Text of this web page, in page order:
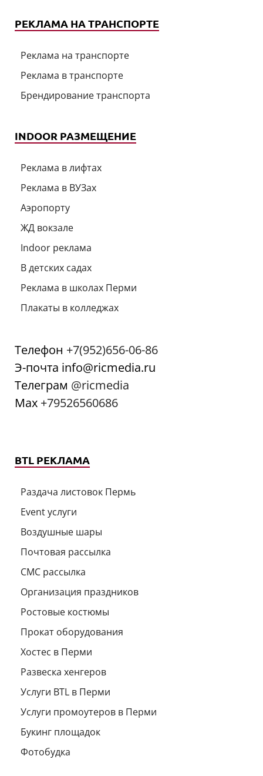
РЕКЛАМА НА ТРАНСПОРТЕ
Реклама на транспорте
Реклама в транспорте
Брендирование транспорта
INDOOR РАЗМЕЩЕНИЕ
Реклама в лифтах
Реклама в ВУЗах
Аэропорту
ЖД вокзале
Indoor реклама
В детских садах
Реклама в школах Перми
Плакаты в колледжах
Телефон +7(952)656-06-86
Э-почта info@ricmedia.ru
Телеграм @ricmedia
Мах +79526560686
BTL РЕКЛАМА
Раздача листовок Пермь
Event услуги
Воздушные шары
Почтовая рассылка
СМС рассылка
Организация праздников
Ростовые костюмы
Прокат оборудования
Хостес в Перми
Развеска хенгеров
Услуги BTL в Перми
Услуги промоутеров в Перми
Букинг площадок
Фотобудка